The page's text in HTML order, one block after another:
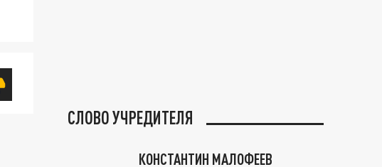
СЛОВО УЧРЕДИТЕЛЯ
КОНСТАНТИН МАЛОФЕЕВ